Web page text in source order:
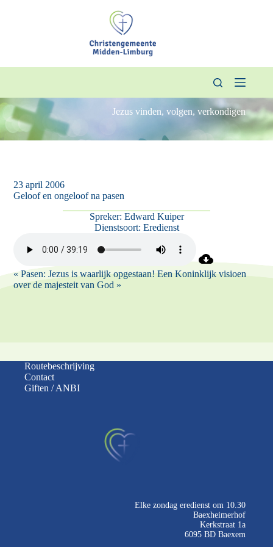
Jezus vinden, volgen, verkondigen
23 april 2006
Geloof en ongeloof na pasen
Spreker: Edward Kuiper
Dienstsoort: Eredienst
« Pasen: Jezus is waarlijk opgestaan! Een Koninklijk visioen
over de majesteit van God »
Routebeschrijving
Contact
Giften / ANBI
Elke zondag eredienst om 10.30
Baexheimerhof
Kerkstraat 1a
6095 BD Baexem